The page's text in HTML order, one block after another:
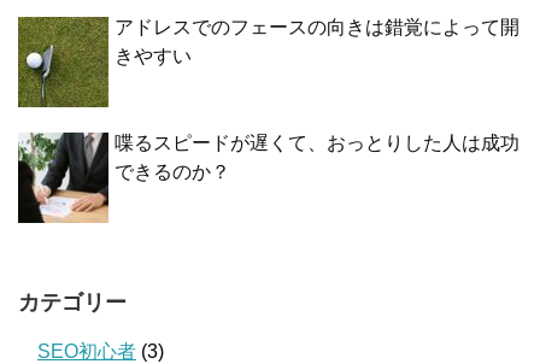
アドレスでのフェースの向きは錯覚によって開
きやすい
喋るスピードが遅くて、おっとりした人は成功
できるのか？
カテゴリー
SEO初心者 (3)